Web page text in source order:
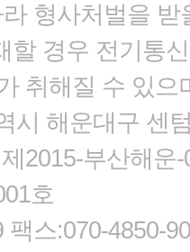
형사처벌을 받
할 경우 전기통
취해질 수 있으
시 해운대구 센
2015-부산해
호
팩스:070-4850-